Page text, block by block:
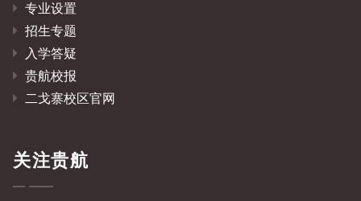
专业设置
招生专题
入学答疑
贵航校报
二戈寨校区官网
关注贵航